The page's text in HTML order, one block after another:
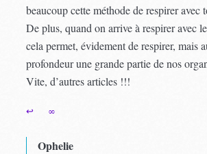
beaucoup cette méthode de respirer
De plus, quand on arrive à respirer avec
cela permet, évidement de respirer, mais
profondeur une grande partie de nos
Vite, d’autres articles !!!
↩ ∞
Ophelie